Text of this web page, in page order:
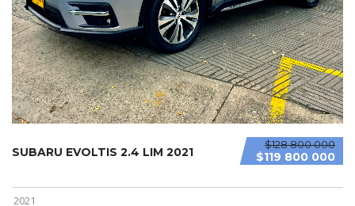
$128 800 000
$119 800 000
SUBARU EVOLTIS 2.4 LIM 2021
2021